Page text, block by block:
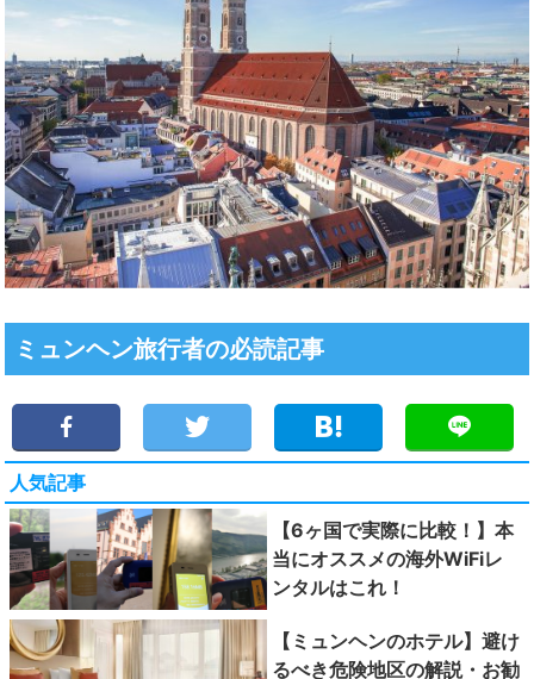
ミュンヘン旅行者の必読記事
人気記事
【6ヶ国で実際に比較！】本
当にオススメの海外WiFiレ
ンタルはこれ！
【ミュンヘンのホテル】避け
るべき危険地区の解説・お勧